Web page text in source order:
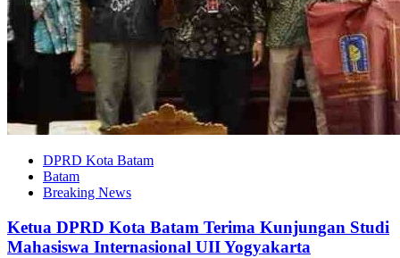
DPRD Kota Batam
Batam
Breaking News
Ketua DPRD Kota Batam Terima Kunjungan Studi
Mahasiswa Internasional UII Yogyakarta